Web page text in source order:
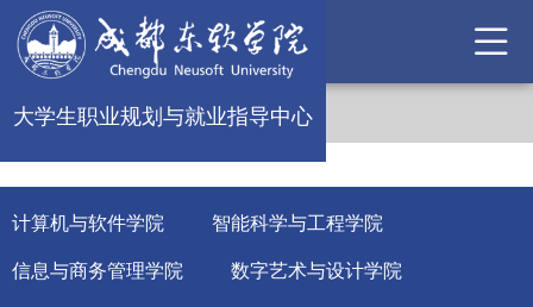
大学生职业规划与就业指导中心
计算机与软件学院 智能科学与工程学院
信息与商务管理学院 数字艺术与设计学院